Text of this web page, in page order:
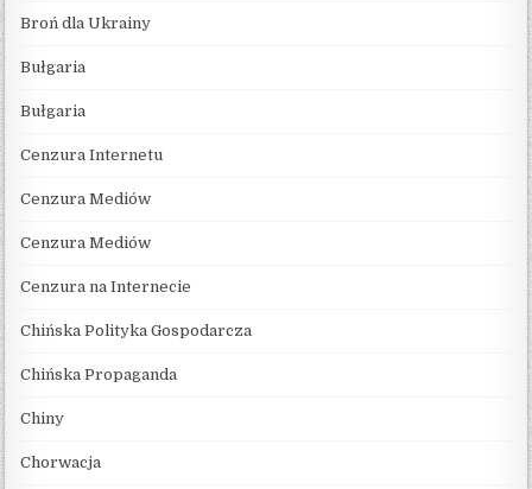
Broń dla Ukrainy
Bułgaria
Bułgaria
Cenzura Internetu
Cenzura Mediów
Cenzura Mediów
Cenzura na Internecie
Chińska Polityka Gospodarcza
Chińska Propaganda
Chiny
Chorwacja